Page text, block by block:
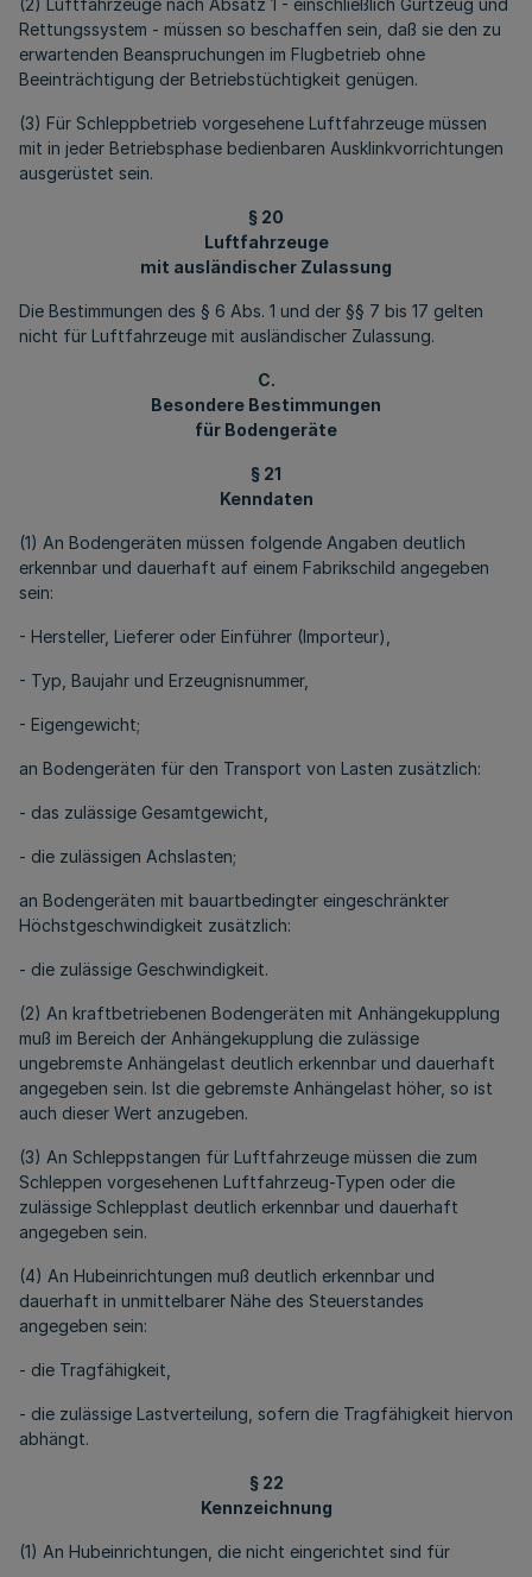
(2) Luftfahrzeuge nach Absatz 1 - einschließlich Gurtzeug und
Rettungssystem - müssen so beschaffen sein, daß sie den zu
erwartenden Beanspruchungen im Flugbetrieb ohne
Beeinträchtigung der Betriebstüchtigkeit genügen.
(3) Für Schleppbetrieb vorgesehene Luftfahrzeuge müssen
mit in jeder Betriebsphase bedienbaren Ausklinkvorrichtungen
ausgerüstet sein.
§ 20
Luftfahrzeuge
mit ausländischer Zulassung
Die Bestimmungen des § 6 Abs. 1 und der §§ 7 bis 17 gelten
nicht für Luftfahrzeuge mit ausländischer Zulassung.
C.
Besondere Bestimmungen
für Bodengeräte
§ 21
Kenndaten
(1) An Bodengeräten müssen folgende Angaben deutlich
erkennbar und dauerhaft auf einem Fabrikschild angegeben
sein:
- Hersteller, Lieferer oder Einführer (Importeur),
- Typ, Baujahr und Erzeugnisnummer,
- Eigengewicht;
an Bodengeräten für den Transport von Lasten zusätzlich:
- das zulässige Gesamtgewicht,
- die zulässigen Achslasten;
an Bodengeräten mit bauartbedingter eingeschränkter
Höchstgeschwindigkeit zusätzlich:
- die zulässige Geschwindigkeit.
(2) An kraftbetriebenen Bodengeräten mit Anhängekupplung
muß im Bereich der Anhängekupplung die zulässige
ungebremste Anhängelast deutlich erkennbar und dauerhaft
angegeben sein. Ist die gebremste Anhängelast höher, so ist
auch dieser Wert anzugeben.
(3) An Schleppstangen für Luftfahrzeuge müssen die zum
Schleppen vorgesehenen Luftfahrzeug-Typen oder die
zulässige Schlepplast deutlich erkennbar und dauerhaft
angegeben sein.
(4) An Hubeinrichtungen muß deutlich erkennbar und
dauerhaft in unmittelbarer Nähe des Steuerstandes
angegeben sein:
- die Tragfähigkeit,
- die zulässige Lastverteilung, sofern die Tragfähigkeit hiervon
abhängt.
§ 22
Kennzeichnung
(1) An Hubeinrichtungen, die nicht eingerichtet sind für